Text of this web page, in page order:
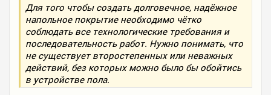
Для того чтобы создать долговечное, надёжное
напольное покрытие необходимо чётко
соблюдать все технологические требования и
последовательность работ. Нужно понимать, что
не существует второстепенных или неважных
действий, без которых можно было бы обойтись
в устройстве пола.